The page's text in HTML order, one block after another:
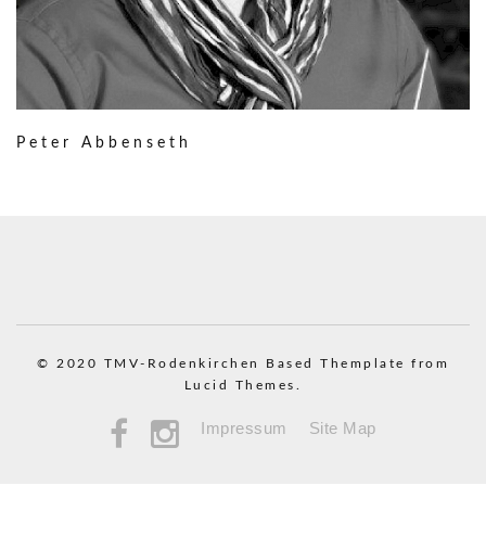
Peter Abbenseth
© 2020 TMV-Rodenkirchen Based Themplate from
Lucid Themes.
Impressum Site Map